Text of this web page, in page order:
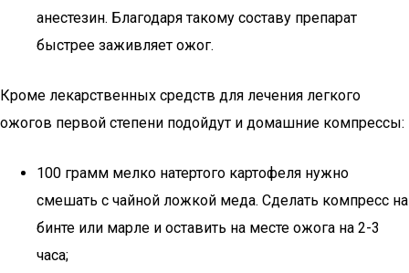
анестезин. Благодаря такому составу препарат
быстрее заживляет ожог.
Кроме лекарственных средств для лечения легкого
ожогов первой степени подойдут и домашние компрессы:
100 грамм мелко натертого картофеля нужно
смешать с чайной ложкой меда. Сделать компресс на
бинте или марле и оставить на месте ожога на 2-3
часа;